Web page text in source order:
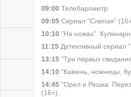
09:00 Телебарометр.
09:05 Сериал "Слепая"
10:10 "На ножах".
11:15 Детективный сериал
13:15 "Три первых
14:10 "Камень, ножницы,
14:45 "Орел и Решка.
(16+).